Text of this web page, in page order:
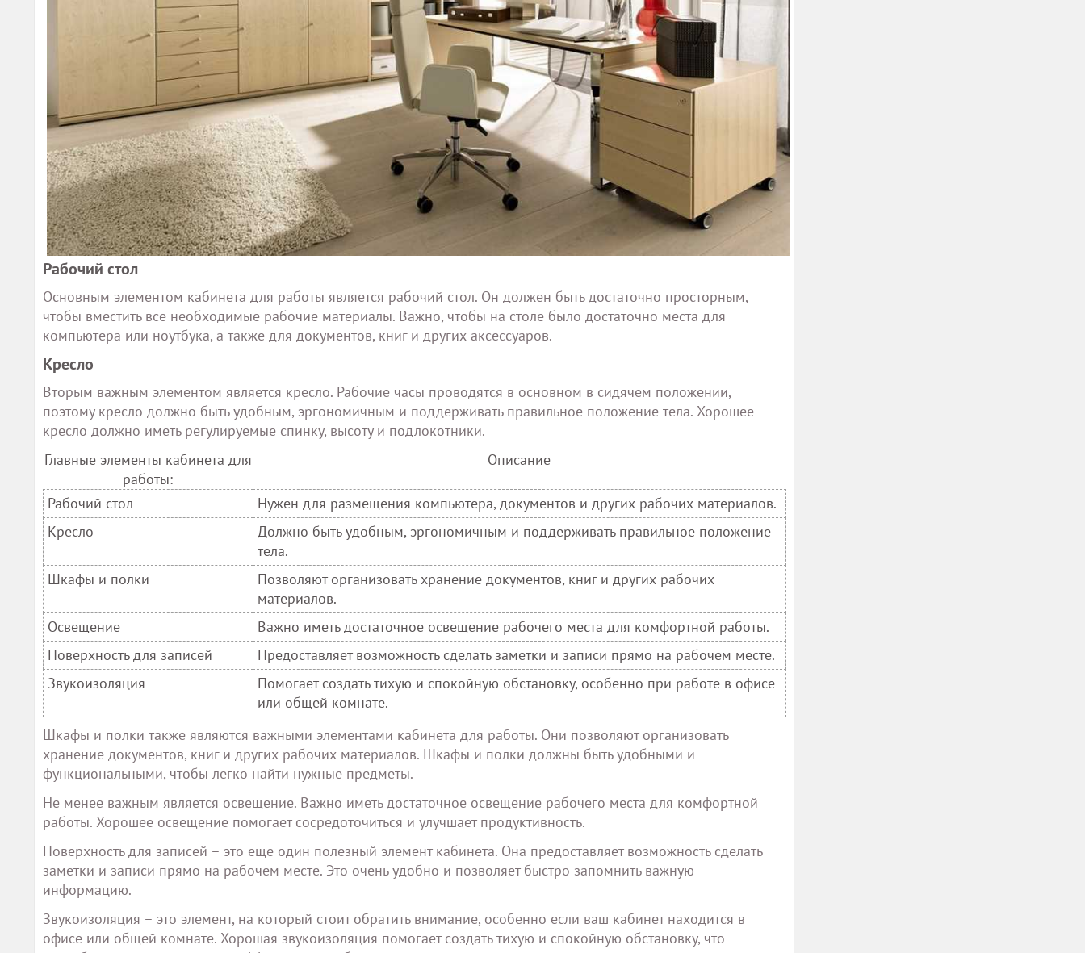
Рабочий стол
Основным элементом кабинета для работы является рабочий стол. Он должен быть достаточно просторным,
чтобы вместить все необходимые рабочие материалы. Важно, чтобы на столе было достаточно места для
компьютера или ноутбука, а также для документов, книг и других аксессуаров.
Кресло
Вторым важным элементом является кресло. Рабочие часы проводятся в основном в сидячем положении,
поэтому кресло должно быть удобным, эргономичным и поддерживать правильное положение тела. Хорошее
кресло должно иметь регулируемые спинку, высоту и подлокотники.
Главные элементы кабинета для
работы:
Описание
Рабочий стол
Нужен для размещения компьютера, документов и других рабочих материалов.
Кресло
Должно быть удобным, эргономичным и поддерживать правильное положение
тела.
Шкафы и полки
Позволяют организовать хранение документов, книг и других рабочих
материалов.
Освещение
Важно иметь достаточное освещение рабочего места для комфортной работы.
Поверхность для записей
Предоставляет возможность сделать заметки и записи прямо на рабочем месте.
Звукоизоляция
Помогает создать тихую и спокойную обстановку, особенно при работе в офисе
или общей комнате.
Шкафы и полки также являются важными элементами кабинета для работы. Они позволяют организовать
хранение документов, книг и других рабочих материалов. Шкафы и полки должны быть удобными и
функциональными, чтобы легко найти нужные предметы.
Не менее важным является освещение. Важно иметь достаточное освещение рабочего места для комфортной
работы. Хорошее освещение помогает сосредоточиться и улучшает продуктивность.
Поверхность для записей – это еще один полезный элемент кабинета. Она предоставляет возможность сделать
заметки и записи прямо на рабочем месте. Это очень удобно и позволяет быстро запомнить важную
информацию.
Звукоизоляция – это элемент, на который стоит обратить внимание, особенно если ваш кабинет находится в
офисе или общей комнате. Хорошая звукоизоляция помогает создать тихую и спокойную обстановку, что